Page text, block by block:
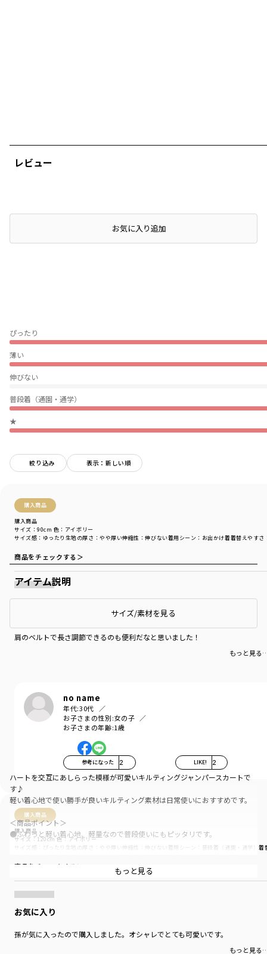
レビュー
ぴったり
薄い
伸びない
普段着（通園・通学）
★
絞り込み 表示：新しい順
購入商品
購入商品
サイズ感 ：ゆったり 生地の厚さ ：やや厚い伸縮性 ：伸びない着用シーン ：お出かけ着着替えやすさ
サイズ：90cm 色：アイボリー
商品をチェックする＞
かわいい
肩のベルトで長さ調節できるのも便利だなと思いました！
もっと見る
no name
年代:30代
お子さまの性別:女の子
お子さまの年齢:1歳
参考になった 2 LIKE! 2
購入商品
購入商品
サイズ感 ：ぴったり 生地の厚さ ：やや厚い 伸縮性 ：伸びない 着用シーン ：普段着（通園・通学）着
サイズ：120cm色：アイボリー
商品をチェックする＞
お気に入り
孫が気に入ったので購入しました。オシャレでとても可愛いです。
もっと見る
店頭在庫を確認するお気に入り追加
アイテム説明
サイズ/素材を見る
ハートを交互にあしらった模様が可愛いキルティングジャンパースカートで
す♪
軽い着心地で使い勝手が良いキルティング素材は日常使いにおすすめです。
＜商品ポイント＞
●ふわっと軽い着心地、軽量なので普段使いにもピッタリです。
す。
インナーを変えることでこの秋冬活躍すること間違いなし！
いコーデが出来ます♪
-----
もっと見る